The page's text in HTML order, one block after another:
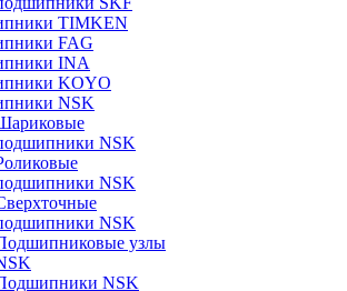
TIMKEN
FAG
INA
KOYO
NSK
NSK
NSK
NSK
узлы
NSK